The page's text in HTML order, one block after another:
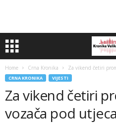
Home Crna Kronika Za vikend četiri
CRNA KRONIKA VIJESTI
Za vikend četiri
vozača pod